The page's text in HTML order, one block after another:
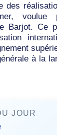
des
mer,
Barjot. Ce
à la
JOUR